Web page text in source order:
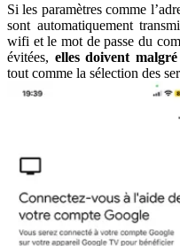
Si les paramètres comme
sont automatiquement
wifi et le mot de passe du
évitées, elles doivent
tout comme la sélection des